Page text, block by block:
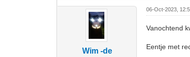
Wim -de
06-Oct-2023,
Vanochtend
Eentje met